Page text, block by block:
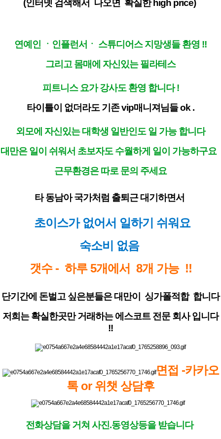
(인터넷 검색해서 나오면 확실한 high price)
연예인 ㆍ인플런서ㆍ 스튜디어스 지망생들 환영 !!
그리고 몸매에 자신있는 필라테스
피트니스 요가 강사도 환영 합니다 !
타이틀이 없더라도 기존 vip매니져님들 ok .
외모에 자신있는 대학생 일반인도 일 가능 합니다
대만은 일이 쉬워서 초보자도 수월하게 일이 가능하구요
근무환경은 따로 문의 주세요
타 동남아 국가처럼 출퇴근 대기하면서
초이스가 없어서 일하기 쉬워요
숙소비 없음
갯수 - 하루 5개에서 8개 가능 !!
단기간에 돈벌고 싶은분들은 대만이 싱가폴적합 합니다
저희는 확실한곳만 거래하는 에스코트 전문 회사 입니다
!!
면접 -카카오
톡 or 위챗 상담후
전화상담을 거쳐 사진.동영상등을 받습니다